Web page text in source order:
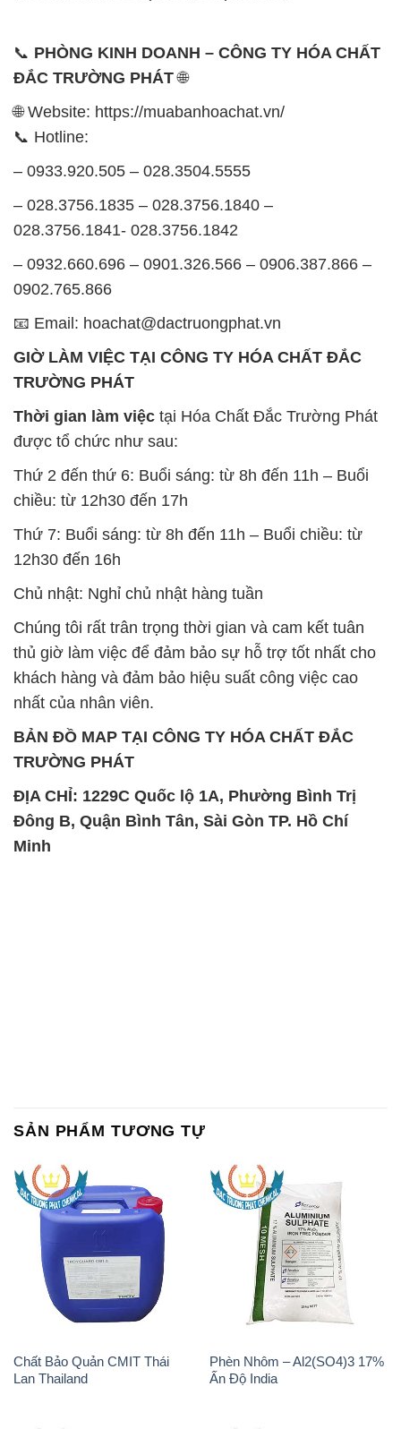
– 0932.660.696 – 0901.326.566 – 0906.387.866 –
0902.765.866
📧 Email: hoachat@dactruongphat.vn
GIỜ LÀM VIỆC TẠI CÔNG TY HÓA CHẤT ĐẮC
TRƯỜNG PHÁT
Thời gian làm việctại Hóa Chất Đắc Trường Phát
được tổ chức như sau:
Thứ 2 đến thứ 6: Buổi sáng: từ 8h đến 11h – Buổi
chiều: từ 12h30 đến 17h
Thứ 7: Buổi sáng: từ 8h đến 11h – Buổi chiều: từ
Chủ nhật: Nghỉ chủ nhật hàng tuần
Chúng tôi rất trân trọng thời gian và cam kết tuân
thủ giờ làm việc để đảm bảo sự hỗ trợ tốt nhất cho
nhất của nhân viên.
TRƯỜNG PHÁT
Đông B, Quận Bình Tân, Sài Gòn TP. Hồ Chí
Minh